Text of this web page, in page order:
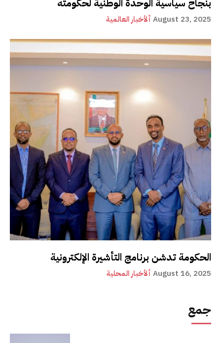
ألأخبار العالمية August 23, 2025
الحكومة تدشن برنامج التأشيرة الإلكترونية
ألأخبار المحلية August 16, 2025
جمع